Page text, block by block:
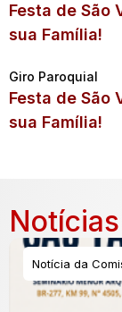
Festa de São
sua Família!
Giro Paroquial
Festa de São
sua Família!
Notícia da